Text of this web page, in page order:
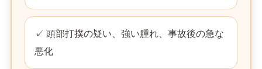
✓ 頭部打撲の疑い、強い腫れ、事故後の急な
悪化